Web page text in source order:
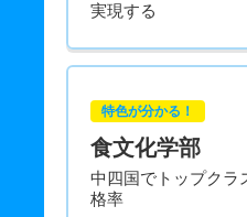
実現する
特色が分かる！
食文化学部
中四国でトップクラ
格率